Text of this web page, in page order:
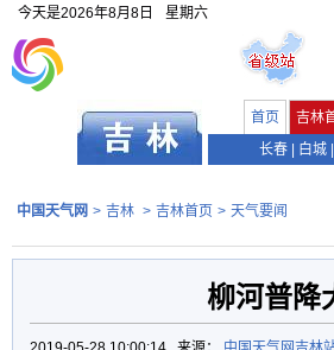
今天是2026年8月8日 星期六
首页 吉林
长春
白城
中国天气网 > 吉林 > 吉林首页 > 天气要闻
柳河普降